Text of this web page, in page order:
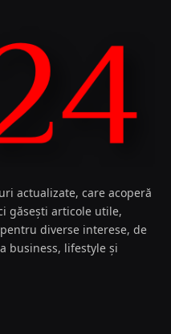
actualizate, care acoperă
găsești articole utile,
diverse interese, de
business, lifestyle și